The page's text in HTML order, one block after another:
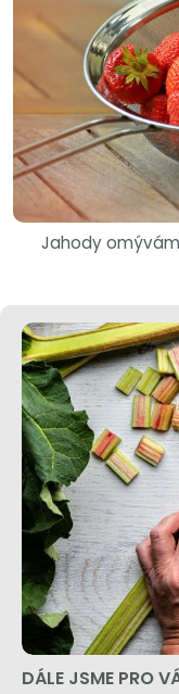
Jahody
DÁLE JSME PRO